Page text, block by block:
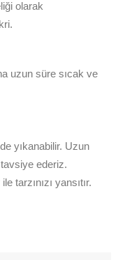
olarak
uzun süre sıcak ve
yıkanabilir. Uzun
tavsiye ederiz.
tarzınızı yansıtır.